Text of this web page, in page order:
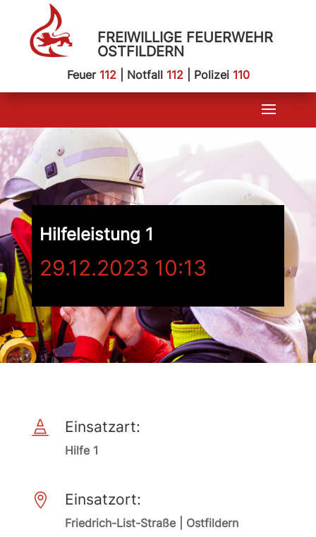
FREIWILLIGE FEUERWEHR
OSTFILDERN
Feuer 112| Notfall 112| Polizei 110
Hilfeleistung 1
29.12.2023 10:13
 Einsatzart:
Hilfe 1
 Einsatzort:
Friedrich-List-Straße | Ostfildern